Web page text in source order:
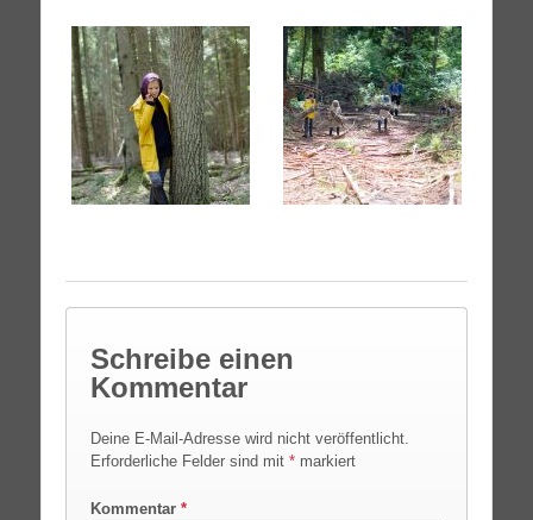
Schreibe einen
Kommentar
Deine E-Mail-Adresse wird nicht veröffentlicht.
Erforderliche Felder sind mit *markiert
Kommentar *